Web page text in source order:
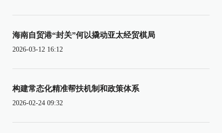
海南自贸港“封关”何以撬动亚太经贸棋局
2026-03-12 16:12
构建常态化精准帮扶机制和政策体系
2026-02-24 09:32